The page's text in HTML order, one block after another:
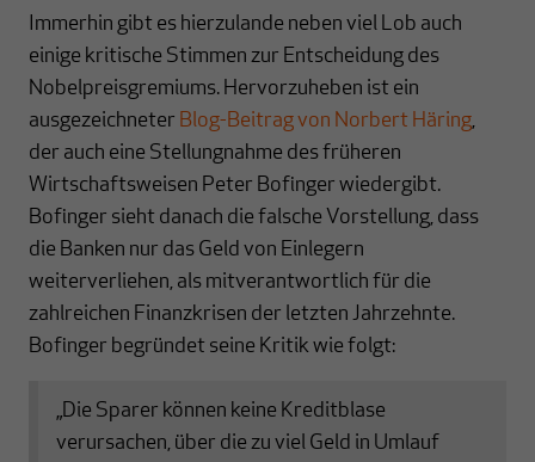
Immerhin gibt es hierzulande neben viel Lob auch
einige kritische Stimmen zur Entscheidung des
Nobelpreisgremiums. Hervorzuheben ist ein
ausgezeichneter Blog-Beitrag von Norbert Häring,
der auch eine Stellungnahme des früheren
Wirtschaftsweisen Peter Bofinger wiedergibt.
Bofinger sieht danach die falsche Vorstellung, dass
die Banken nur das Geld von Einlegern
weiterverliehen, als mitverantwortlich für die
zahlreichen Finanzkrisen der letzten Jahrzehnte.
Bofinger begründet seine Kritik wie folgt:
„Die Sparer können keine Kreditblase
verursachen, über die zu viel Geld in Umlauf